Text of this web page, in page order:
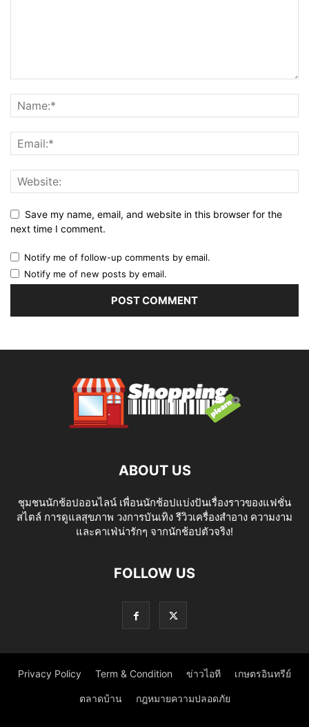
Save my name, email, and website in this browser for the
next time I comment.
Notify me of follow-up comments by email.
Notify me of new posts by email.
ABOUT US
ชุมชนนักช้อปออนไลน์ เพื่อนนักช้อปแบ่งปันเรื่องราวของแฟชั่น
สไตล์ การดูแลสุขภาพ วงการบันเทิง รีวิวเครื่องสำอาง ความงาม
และคาเฟ่น่ารักๆ จากนักช้อปตัวจริง!
FOLLOW US
Privacy Policy Term & Condition ข่าวไอที เกษตรอินทรีย์
ตลาดบ้าน กฎหมายความปลอดภัย